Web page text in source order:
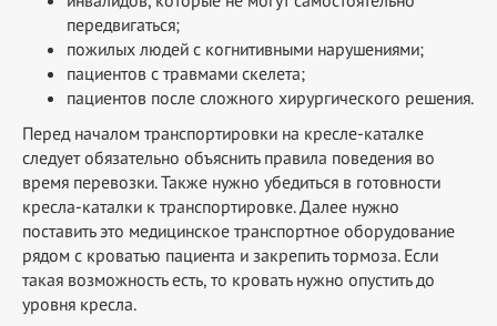
передвигаться;
пожилых людей с когнитивными нарушениями;
пациентов с травмами скелета;
пациентов после сложного хирургического решения.
Перед началом транспортировки на кресле-каталке
следует обязательно объяснить правила поведения во
время перевозки. Также нужно убедиться в готовности
кресла-каталки к транспортировке. Далее нужно
поставить это медицинское транспортное оборудование
рядом с кроватью пациента и закрепить тормоза. Если
такая возможность есть, то кровать нужно опустить до
уровня кресла.